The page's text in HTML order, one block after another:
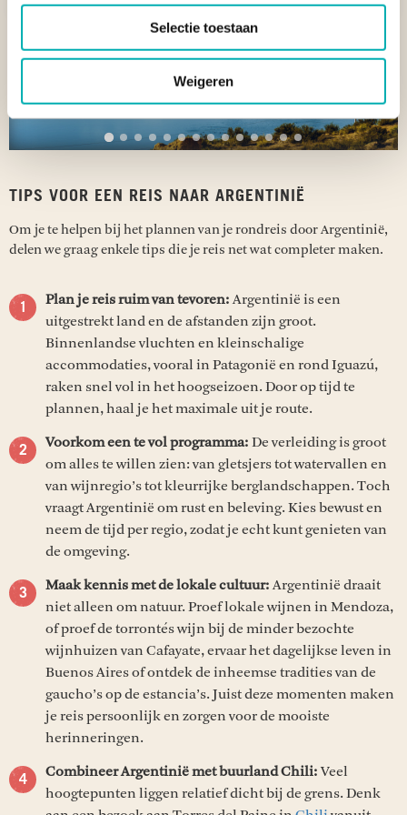
Selectie toestaan
Weigeren
TIPS VOOR EEN REIS NAAR ARGENTINIË
Om je te helpen bij het plannen van je rondreis door Argentinië,
delen we graag enkele tips die je reis net wat completer maken.
Plan je reis ruim van tevoren: Argentinië is een
uitgestrekt land en de afstanden zijn groot.
Binnenlandse vluchten en kleinschalige
accommodaties, vooral in Patagonië en rond Iguazú,
raken snel vol in het hoogseizoen. Door op tijd te
plannen, haal je het maximale uit je route.
Voorkom een te vol programma: De verleiding is groot
om alles te willen zien: van gletsjers tot watervallen en
van wijnregio’s tot kleurrijke berglandschappen. Toch
vraagt Argentinië om rust en beleving. Kies bewust en
neem de tijd per regio, zodat je echt kunt genieten van
de omgeving.
Maak kennis met de lokale cultuur: Argentinië draait
niet alleen om natuur. Proef lokale wijnen in Mendoza,
of proef de torrontés wijn bij de minder bezochte
wijnhuizen van Cafayate, ervaar het dagelijkse leven in
Buenos Aires of ontdek de inheemse tradities van de
gaucho’s op de estancia’s. Juist deze momenten maken
je reis persoonlijk en zorgen voor de mooiste
herinneringen.
Combineer Argentinië met buurland Chili: Veel
hoogtepunten liggen relatief dicht bij de grens. Denk